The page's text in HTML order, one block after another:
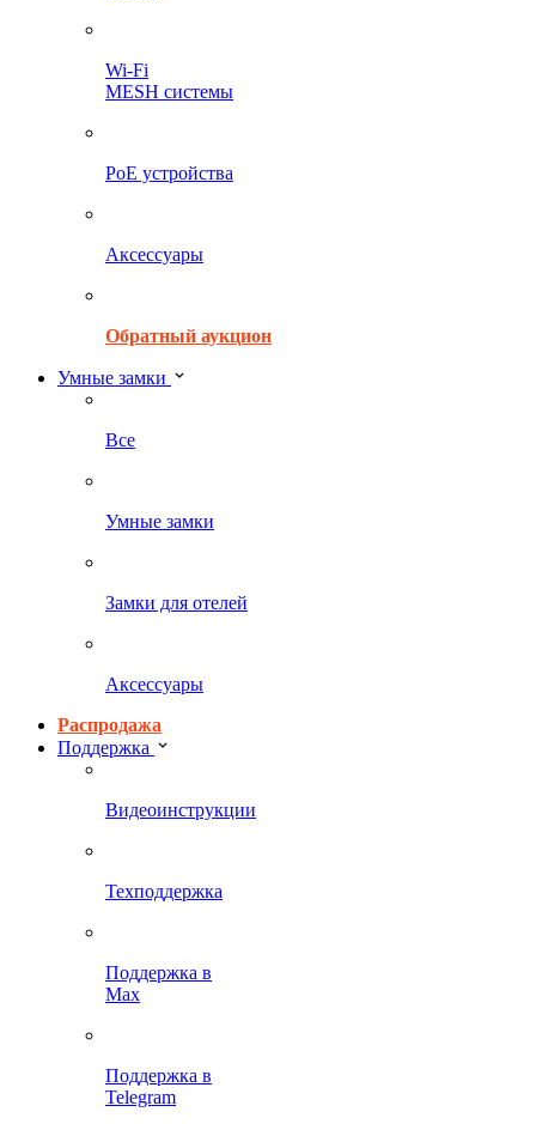
Wi-Fi
MESH системы
PoE устройства
Аксессуары
Обратный аукцион
Умные замки
Все
Умные замки
Замки для отелей
Аксессуары
Распродажа
Поддержка
Видеоинструкции
Техподдержка
Поддержка в
Max
Поддержка в
Telegram